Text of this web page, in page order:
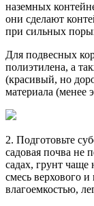
наземных
они сделают
при сильных
Для подвесных
полиэтилена, а
(красивый, но
материала (менее
2. Подготовьте
садовая почва не
садах, грунт
смесь верхового
влагоемкостью,